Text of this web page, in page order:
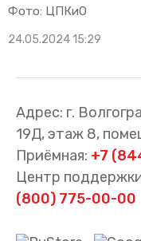
Фото: ЦПКиО
24.05.2024 15:29
Адрес: г.
19Д, этаж 8,
Приёмная: +7
Центр
(800) 775-00-00